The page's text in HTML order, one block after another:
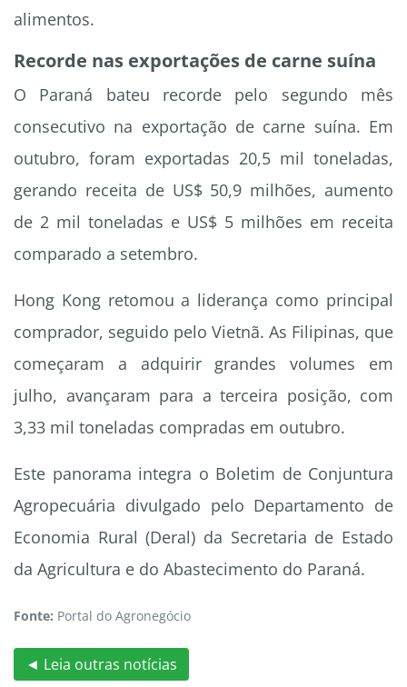
alimentos.
Recorde nas exportações de carne suína
O Paraná bateu recorde pelo segundo mês
consecutivo na exportação de carne suína. Em
outubro, foram exportadas 20,5 mil toneladas,
gerando receita de US$ 50,9 milhões, aumento
de 2 mil toneladas e US$ 5 milhões em receita
comparado a setembro.
Hong Kong retomou a liderança como principal
comprador, seguido pelo Vietnã. As Filipinas, que
começaram a adquirir grandes volumes em
julho, avançaram para a terceira posição, com
3,33 mil toneladas compradas em outubro.
Este panorama integra o Boletim de Conjuntura
Agropecuária divulgado pelo Departamento de
Economia Rural (Deral) da Secretaria de Estado
da Agricultura e do Abastecimento do Paraná.
Fonte: Portal do Agronegócio
◄ Leia outras notícias